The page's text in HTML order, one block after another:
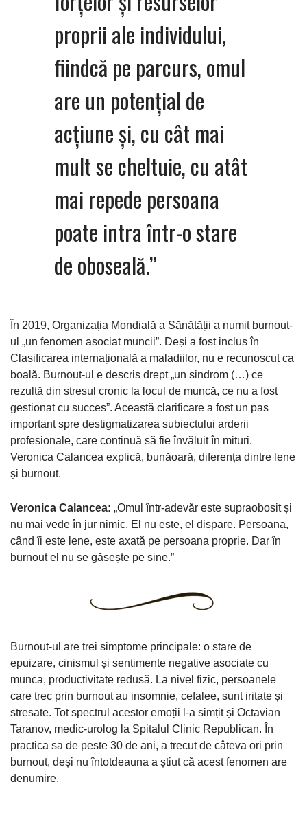
proprii ale individului,
fiindcă pe parcurs, omul
are un potențial de
acțiune și, cu cât mai
mult se cheltuie, cu atât
mai repede persoana
poate intra într-o stare
de oboseală.”
În 2019, Organizația Mondială a Sănătății a numit burnout-
ul „un fenomen asociat muncii”. Deși a fost inclus în
Clasificarea internațională a maladiilor, nu e recunoscut ca
boală. Burnout-ul e descris drept „un sindrom (…) ce
rezultă din stresul cronic la locul de muncă, ce nu a fost
gestionat cu succes”. Această clarificare a fost un pas
important spre destigmatizarea subiectului arderii
profesionale, care continuă să fie învăluit în mituri.
Veronica Calancea explică, bunăoară, diferența dintre lene
și burnout.
Veronica Calancea: „Omul într-adevăr este supraobosit și
nu mai vede în jur nimic. El nu este, el dispare. Persoana,
când îi este lene, este axată pe persoana proprie. Dar în
burnout el nu se găsește pe sine.”
Burnout-ul are trei simptome principale: o stare de
epuizare, cinismul și sentimente negative asociate cu
munca, productivitate redusă. La nivel fizic, persoanele
care trec prin burnout au insomnie, cefalee, sunt iritate și
stresate. Tot spectrul acestor emoții l-a simțit și Octavian
Taranov, medic-urolog la Spitalul Clinic Republican. În
practica sa de peste 30 de ani, a trecut de câteva ori prin
burnout, deși nu întotdeauna a știut că acest fenomen are
denumire.